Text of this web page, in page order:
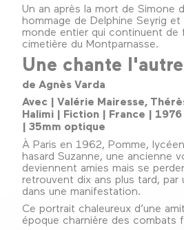
Un an après la mort de Simone
hommage de Delphine Seyrig
monde entier qui continuent de
cimetière du Montparnasse.
Une chante
de Agnès Varda
Avec | Valérie Mairesse,
Halimi | Fiction | France |
| 35mm optique
À Paris en 1962, Pomme,
hasard Suzanne, une ancienne
deviennent amies mais se
retrouvent dix ans plus tard, par
dans une manifestation.
Ce portrait chaleureux d’une
époque charnière des combats